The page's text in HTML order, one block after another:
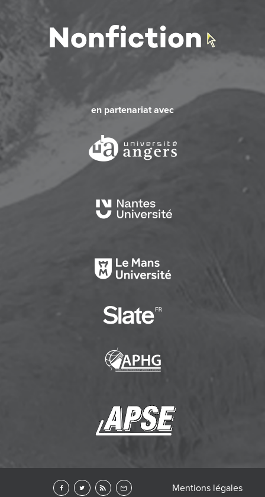
en partenariat avec
Mentions légales